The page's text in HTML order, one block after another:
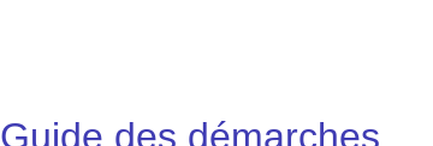
Guide des démarches